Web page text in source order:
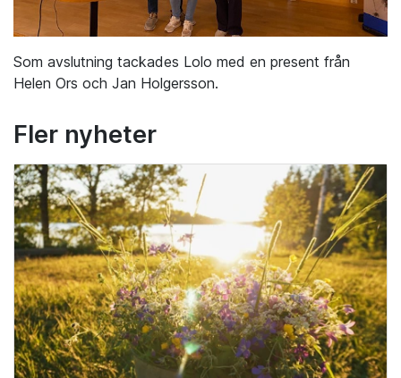
Som avslutning tackades Lolo med en present från
Helen Ors och Jan Holgersson.
Fler nyheter